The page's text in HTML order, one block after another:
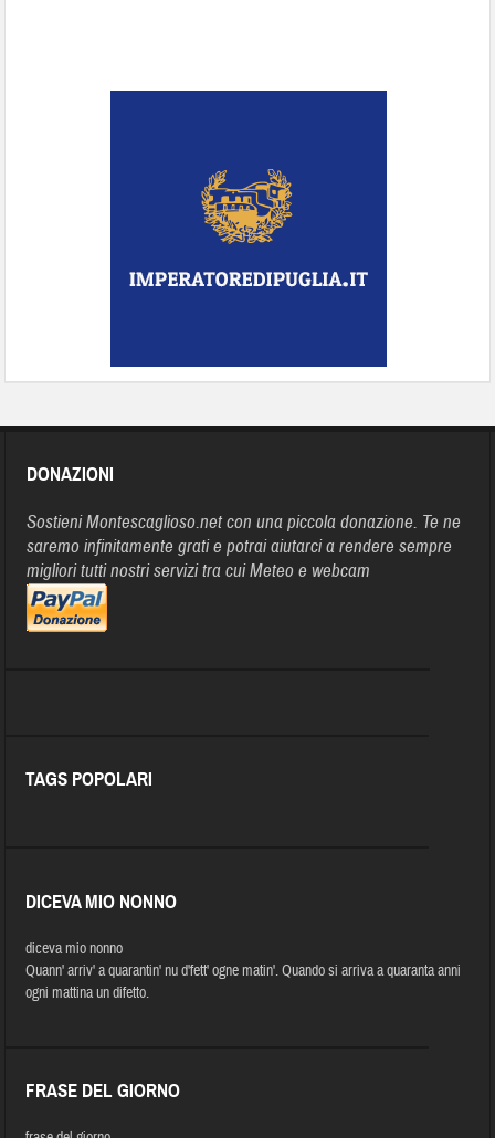
DONAZIONI
Sostieni Montescaglioso.net con una piccola donazione. Te ne
saremo infinitamente grati e potrai aiutarci a rendere sempre
migliori tutti nostri servizi tra cui Meteo e webcam
TAGS POPOLARI
DICEVA MIO NONNO
diceva mio nonno
Quann' arriv' a quarantin' nu d'fett' ogne matin'. Quando si arriva a quaranta anni
ogni mattina un difetto.
FRASE DEL GIORNO